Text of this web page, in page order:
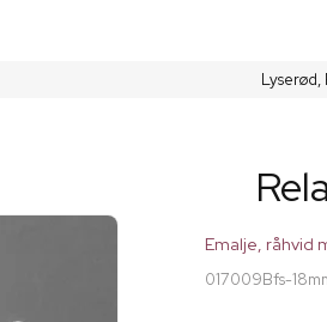
Lyserød,
Emalje, råhvid
017009Bfs-